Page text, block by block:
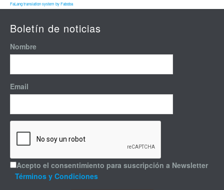
FaLang translation system by Faboba
Boletín de noticias
Nombre
Email
Acepto el consentimiento para suscripción a Newsletter
Términos y Condiciones